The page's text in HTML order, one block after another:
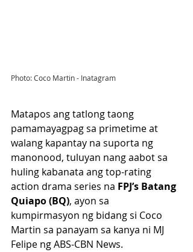
Photo: Coco Martin - Inatagram
Matapos ang tatlong taong
pamamayagpag sa primetime at
walang kapantay na suporta ng
manonood, tuluyan nang aabot sa
huling kabanata ang top-rating
action drama series na FPJ’s Batang
Quiapo (BQ), ayon sa
kumpirmasyon ng bidang si Coco
Martin sa panayam sa kanya ni MJ
Felipe ng ABS-CBN News.